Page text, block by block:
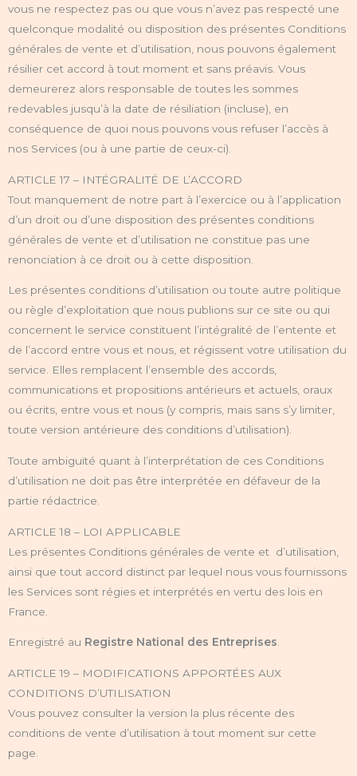
vous ne respectez pas ou que vous n’avez pas respecté une
quelconque modalité ou disposition des présentes Conditions
générales de vente et d’utilisation, nous pouvons également
résilier cet accord à tout moment et sans préavis. Vous
demeurerez alors responsable de toutes les sommes
redevables jusqu’à la date de résiliation (incluse), en
conséquence de quoi nous pouvons vous refuser l’accès à
nos Services (ou à une partie de ceux-ci).
ARTICLE 17 – INTÉGRALITÉ DE L’ACCORD
Tout manquement de notre part à l’exercice ou à l’application
d’un droit ou d’une disposition des présentes conditions
générales de vente et d’utilisation ne constitue pas une
renonciation à ce droit ou à cette disposition.
Les présentes conditions d’utilisation ou toute autre politique
ou règle d’exploitation que nous publions sur ce site ou qui
concernent le service constituent l’intégralité de l’entente et
de l’accord entre vous et nous, et régissent votre utilisation du
service. Elles remplacent l’ensemble des accords,
communications et propositions antérieurs et actuels, oraux
ou écrits, entre vous et nous (y compris, mais sans s’y limiter,
toute version antérieure des conditions d’utilisation).
Toute ambiguïté quant à l’interprétation de ces Conditions
d’utilisation ne doit pas être interprétée en défaveur de la
partie rédactrice.
ARTICLE 18 – LOI APPLICABLE
Les présentes Conditions générales de vente et d’utilisation,
ainsi que tout accord distinct par lequel nous vous fournissons
les Services sont régies et interprétés en vertu des lois en
France.
Enregistré au Registre National des Entreprises.
ARTICLE 19 – MODIFICATIONS APPORTÉES AUX
CONDITIONS D’UTILISATION
Vous pouvez consulter la version la plus récente des
conditions de vente d’utilisation à tout moment sur cette
page.